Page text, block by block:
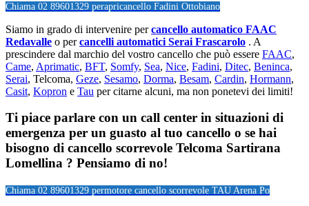
Chiama 02 89601329 perapricancello Fadini Ottobiano
Siamo in grado di intervenire percancello automatico FAAC
Redavalle o percancelli automatici Serai Frascarolo . A
prescindere dal marchio del vostro cancello che può essere FAAC,
Came, Aprimatic, BFT, Somfy, Sea, Nice, Fadini, Ditec, Beninca,
Serai, Telcoma, Geze, Sesamo, Dorma, Besam, Cardin, Hormann,
Casit, Kopron e Tau per citarne alcuni, ma non ponetevi dei limiti!
Ti piace parlare con un call center in situazioni di
emergenza per un guasto al tuo cancello o se hai
bisogno di cancello scorrevole Telcoma Sartirana
Lomellina ? Pensiamo di no!
Chiama 02 89601329 permotore cancello scorrevole TAU Arena Po